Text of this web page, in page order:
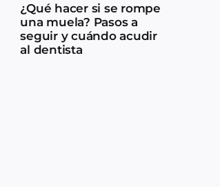
¿Qué hacer si se rompe
una muela? Pasos a
seguir y cuándo acudir
al dentista